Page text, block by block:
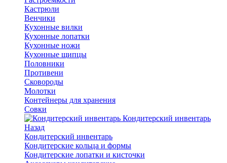
Кастрюли
Венчики
Кухонные вилки
Кухонные лопатки
Кухонные ножи
Кухонные щипцы
Половники
Противени
Сковороды
Молотки
Контейнеры для хранения
Совки
Кондитерский инвентарь
Назад
Кондитерский инвентарь
Кондитерские кольца и формы
Кондитерские лопатки и кисточки